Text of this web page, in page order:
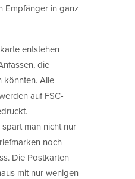
Empfänger in ganz
entstehen
die
könnten. Alle
auf FSC-
man nicht nur
noch
Die Postkarten
mit nur wenigen